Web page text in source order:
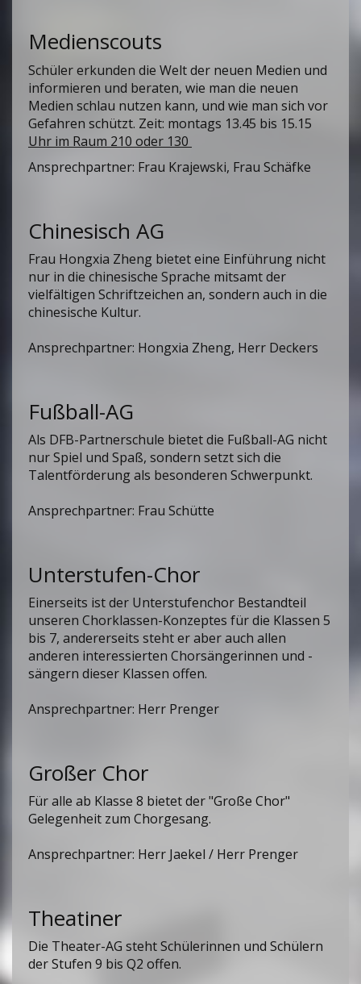
Medienscouts
Schüler erkunden die Welt der neuen Medien und
informieren und beraten, wie man die neuen
Medien schlau nutzen kann, und wie man sich vor
Gefahren schützt. Zeit: montags 13.45 bis 15.15
Uhr im Raum 210 oder 130
Ansprechpartner: Frau Krajewski, Frau Schäfke
Chinesisch AG
Frau Hongxia Zheng bietet eine Einführung nicht
nur in die chinesische Sprache mitsamt der
vielfältigen Schriftzeichen an, sondern auch in die
chinesische Kultur.
Ansprechpartner: Hongxia Zheng, Herr Deckers
Fußball-AG
Als DFB-Partnerschule bietet die Fußball-AG nicht
nur Spiel und Spaß, sondern setzt sich die
Talentförderung als besonderen Schwerpunkt.
Ansprechpartner: Frau Schütte
Unterstufen-Chor
Einerseits ist der Unterstufenchor Bestandteil
unseren Chorklassen-Konzeptes für die Klassen 5
bis 7, andererseits steht er aber auch allen
anderen interessierten Chorsängerinnen und -
sängern dieser Klassen offen.
Ansprechpartner: Herr Prenger
Großer Chor
Für alle ab Klasse 8 bietet der "Große Chor"
Gelegenheit zum Chorgesang.
Ansprechpartner: Herr Jaekel / Herr Prenger
Theatiner
Die Theater-AG steht Schülerinnen und Schülern
der Stufen 9 bis Q2 offen.